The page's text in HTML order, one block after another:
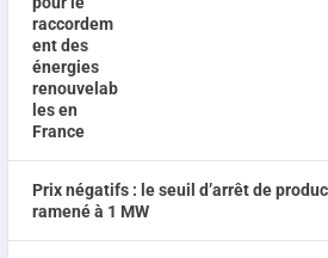
Prix négatifs : le seuil d’arrêt de
ramené à 1 MW